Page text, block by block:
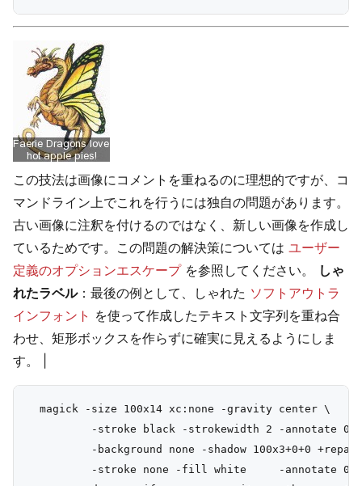
この技法は画像にコメントを重ねるのに理想的ですが、コ
マンドライン上でこれを行うには独自の問題があります。
古い画像に注釈を付けるのではなく、新しい画像を作成し
ているためです。この問題の解決策については ユーザー
定義のオプションエスケープを参照してください。
しゃ
れたラベル：最後の例として、しゃれた ソフトアウトラ
インフォント を使って作成したテキスト文字列を重ね合
わせ、矩形ボックスを作らずに確実に見えるようにしま
す。 |
  magick -size 100x14 xc:none -gravity center \
-stroke black -strokewidth 2 -annotate 0
-background none -shadow 100x3+0+0
-stroke none -fill white     -annotate 0